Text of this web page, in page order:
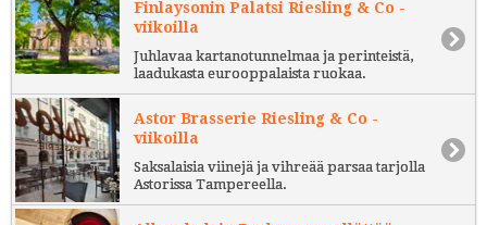
Finlaysonin Palatsi Riesling & Co -
viikoilla
Juhlavaa kartanotunnelmaa ja perinteistä,
laadukasta eurooppalaista ruokaa.
Astor Brasserie Riesling & Co -
viikoilla
Saksalaisia viinejä ja vihreää parsaa tarjolla
Astorissa Tampereella.